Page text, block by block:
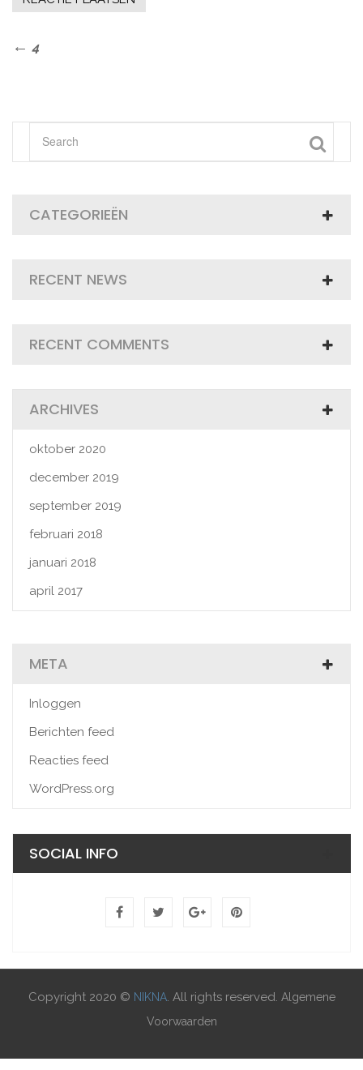
Bericht
Previous
4
CATEGORIEËN
RECENT NEWS
RECENT COMMENTS
ARCHIVES
oktober 2020
december 2019
september 2019
februari 2018
januari 2018
april 2017
META
Inloggen
Berichten feed
Reacties feed
WordPress.org
SOCIAL INFO
Copyright 2020 © NIKNA. All rights reserved. Algemene
Voorwaarden